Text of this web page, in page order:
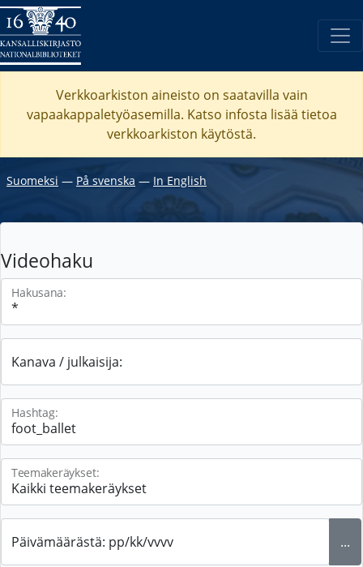
Verkkoarkiston aineisto on saatavilla vain
vapaakappaletyöasemilla. Katso infosta lisää tietoa
verkkoarkiston käytöstä.
Suomeksi ― På svenska ― In English
Videohaku
Hakusana:
Kanava / julkaisija:
Hashtag:
Teemakeräykset:
Päivämäärästä: pp/kk/vvvv ...